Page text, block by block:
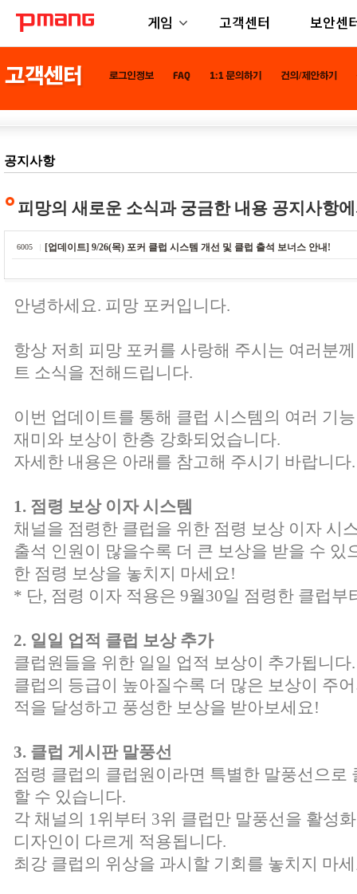
게임 고객센터 보안센
공지사항
피망의 새로운 소식과 궁금한 내용 공지사항
6005 [업데이트] 9/26(목) 포커 클럽 시스템 개선 및 클럽 출석 보너스 안내!
안녕하세요. 피망 포커입니다.
항상 저희 피망 포커를 사랑해 주시는 여러분
트 소식을 전해드립니다.
이번 업데이트를 통해 클럽 시스템의 여러 기
재미와 보상이 한층 강화되었습니다.
자세한 내용은 아래를 참고해 주시기 바랍니다.
1. 점령 보상 이자 시스템
채널을 점령한 클럽을 위한 점령 보상 이자 시
출석 인원이 많을수록 더 큰 보상을 받을 수 있
한 점령 보상을 놓치지 마세요!
* 단, 점령 이자 적용은 9월30일 점령한 클럽부
2. 일일 업적 클럽 보상 추가
클럽원들을 위한 일일 업적 보상이 추가됩니다.
클럽의 등급이 높아질수록 더 많은 보상이 주
적을 달성하고 풍성한 보상을 받아보세요!
3. 클럽 게시판 말풍선
점령 클럽의 클럽원이라면 특별한 말풍선으로
할 수 있습니다.
각 채널의 1위부터 3위 클럽만 말풍선을 활성
디자인이 다르게 적용됩니다.
최강 클럽의 위상을 과시할 기회를 놓치지 마